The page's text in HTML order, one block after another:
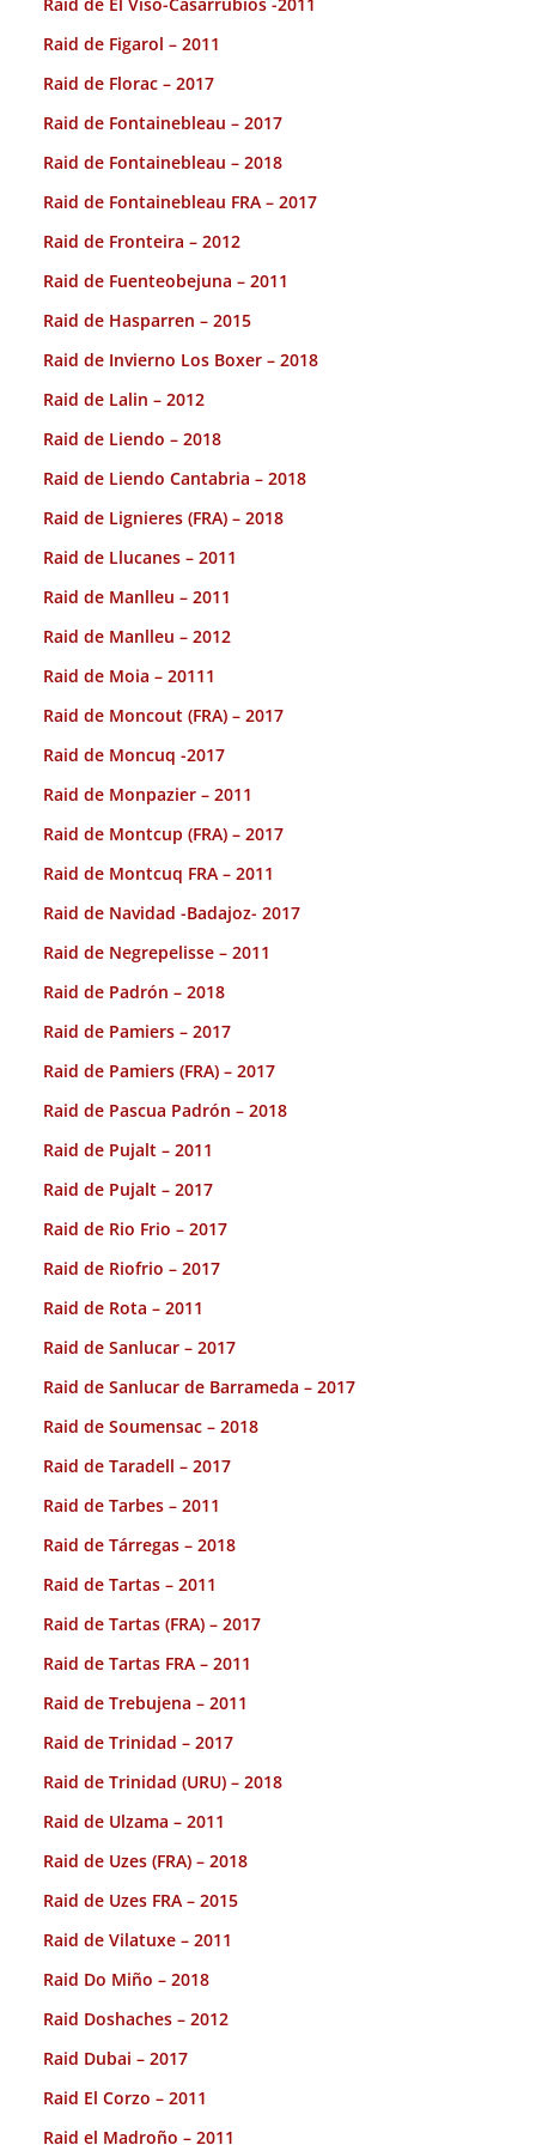
Raid de Figarol – 2011
Raid de Florac – 2017
Raid de Fontainebleau – 2017
Raid de Fontainebleau – 2018
Raid de Fontainebleau FRA – 2017
Raid de Fronteira – 2012
Raid de Fuenteobejuna – 2011
Raid de Hasparren – 2015
Raid de Invierno Los Boxer – 2018
Raid de Lalin – 2012
Raid de Liendo – 2018
Raid de Liendo Cantabria – 2018
Raid de Lignieres (FRA) – 2018
Raid de Llucanes – 2011
Raid de Manlleu – 2011
Raid de Manlleu – 2012
Raid de Moia – 20111
Raid de Moncout (FRA) – 2017
Raid de Moncuq -2017
Raid de Monpazier – 2011
Raid de Montcup (FRA) – 2017
Raid de Montcuq FRA – 2011
Raid de Navidad -Badajoz- 2017
Raid de Negrepelisse – 2011
Raid de Padrón – 2018
Raid de Pamiers – 2017
Raid de Pamiers (FRA) – 2017
Raid de Pascua Padrón – 2018
Raid de Pujalt – 2011
Raid de Pujalt – 2017
Raid de Rio Frio – 2017
Raid de Riofrio – 2017
Raid de Rota – 2011
Raid de Sanlucar – 2017
Raid de Sanlucar de Barrameda – 2017
Raid de Soumensac – 2018
Raid de Taradell – 2017
Raid de Tarbes – 2011
Raid de Tárregas – 2018
Raid de Tartas – 2011
Raid de Tartas (FRA) – 2017
Raid de Tartas FRA – 2011
Raid de Trebujena – 2011
Raid de Trinidad – 2017
Raid de Trinidad (URU) – 2018
Raid de Ulzama – 2011
Raid de Uzes (FRA) – 2018
Raid de Uzes FRA – 2015
Raid de Vilatuxe – 2011
Raid Do Miño – 2018
Raid Doshaches – 2012
Raid Dubai – 2017
Raid El Corzo – 2011
Raid el Madroño – 2011